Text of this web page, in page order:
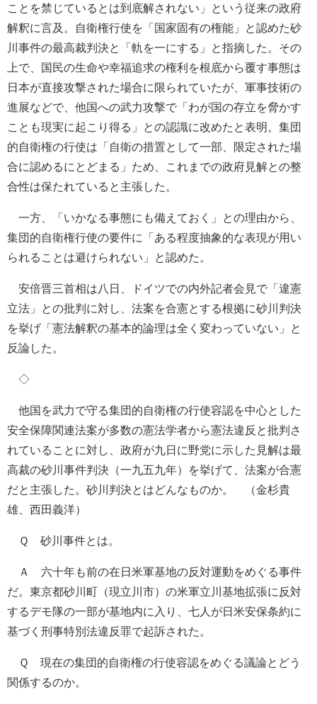
ことを禁じているとは到底解されない」という従来の政府
解釈に言及。自衛権行使を「国家固有の権能」と認めた砂
川事件の最高裁判決と「軌を一にする」と指摘した。その
上で、国民の生命や幸福追求の権利を根底から覆す事態は
日本が直接攻撃された場合に限られていたが、軍事技術の
進展などで、他国への武力攻撃で「わが国の存立を脅かす
ことも現実に起こり得る」との認識に改めたと表明。集団
的自衛権の行使は「自衛の措置として一部、限定された場
合に認めるにとどまる」ため、これまでの政府見解との整
合性は保たれていると主張した。
一方、「いかなる事態にも備えておく」との理由から、
集団的自衛権行使の要件に「ある程度抽象的な表現が用い
られることは避けられない」と認めた。
安倍晋三首相は八日、ドイツでの内外記者会見で「違憲
立法」との批判に対し、法案を合憲とする根拠に砂川判決
を挙げ「憲法解釈の基本的論理は全く変わっていない」と
反論した。
◇
他国を武力で守る集団的自衛権の行使容認を中心とした
安全保障関連法案が多数の憲法学者から憲法違反と批判さ
れていることに対し、政府が九日に野党に示した見解は最
高裁の砂川事件判決（一九五九年）を挙げて、法案が合憲
だと主張した。砂川判決とはどんなものか。 （金杉貴
雄、西田義洋）
Ｑ 砂川事件とは。
Ａ 六十年も前の在日米軍基地の反対運動をめぐる事件
だ。東京都砂川町（現立川市）の米軍立川基地拡張に反対
するデモ隊の一部が基地内に入り、七人が日米安保条約に
基づく刑事特別法違反罪で起訴された。
Ｑ 現在の集団的自衛権の行使容認をめぐる議論とどう
関係するのか。